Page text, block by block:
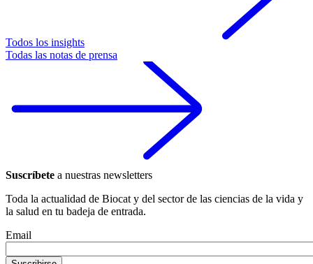
Todos los insights
Todas las notas de prensa
Suscríbete a nuestras newsletters
Toda la actualidad de Biocat y del sector de las ciencias de la vida y
la salud en tu badeja de entrada.
Email